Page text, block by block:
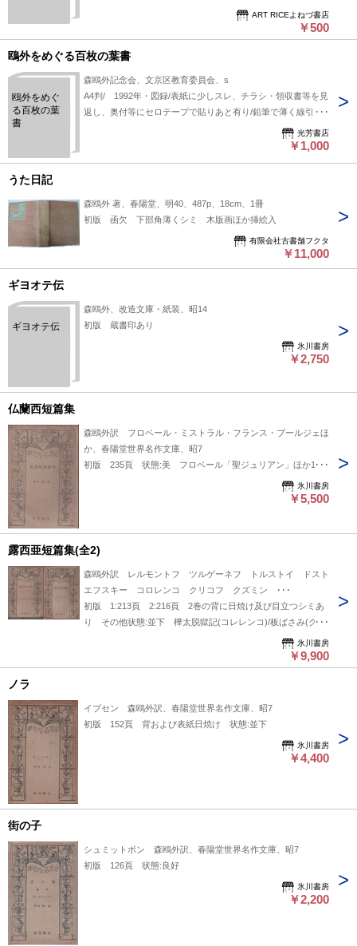
ART RICEよねづ書店
￥500
鴎外をめぐる百枚の葉書
鴎外をめぐ
る百枚の葉
書
森鴎外記念会、文京区教育委員会、s
A4判/ 1992年・図録/表紙に少しスレ、チラシ・領収書等を見
返し、奥付等にセロテープで貼りあと有り/鉛筆で薄く線引き
光芳書店
￥1,000
うた日記
森鴎外 著、春陽堂、明40、487p、18cm、1冊
初版 函欠 下部角薄くシミ 木版画ほか挿絵入
有限会社古書舗フクタ
￥11,000
ギヨオテ伝
ギヨオテ伝
森鴎外、改造文庫・紙装、昭14
初版 蔵書印あり
氷川書房
￥2,750
仏蘭西短篇集
森鴎外訳 フロベール・ミストラル・フランス・ブールジェほ
か、春陽堂世界名作文庫、昭7
初版 235頁 状態:美 フロベール「聖ジュリアン」ほか13編
氷川書房
￥5,500
露西亜短篇集(全2)
森鴎外訳 レルモントフ ツルゲーネフ トルストイ ドスト
エフスキー コロレンコ クリコフ クズミン ･･･
初版 1:213頁 2:216頁 2巻の背に日焼け及び目立つシミあ
り その他状態:並下 樺太脱獄記(コレレンコ)/板ばさみ(クリ
コフ)/歯痛(アンドレーエフ)/フロルスと賊と(クズミン)-ほか全
氷川書房
￥9,900
ノラ
イプセン 森鴎外訳、春陽堂世界名作文庫、昭7
初版 152頁 背および表紙日焼け 状態:並下
氷川書房
￥4,400
街の子
シュミットボン 森鴎外訳、春陽堂世界名作文庫、昭7
初版 126頁 状態:良好
氷川書房
￥2,200